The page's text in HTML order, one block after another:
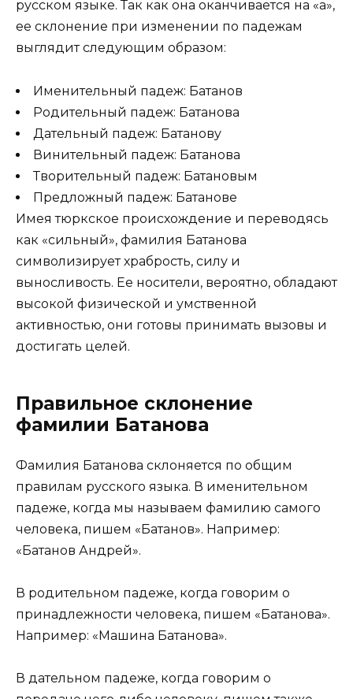
русском языке. Так как она оканчивается на «а»,
ее склонение при изменении по падежам
выглядит следующим образом:
Именительный падеж: Батанов
Родительный падеж: Батанова
Дательный падеж: Батанову
Винительный падеж: Батанова
Творительный падеж: Батановым
Предложный падеж: Батанове
Имея тюркское происхождение и переводясь
как «сильный», фамилия Батанова
символизирует храбрость, силу и
выносливость. Ее носители, вероятно, обладают
высокой физической и умственной
активностью, они готовы принимать вызовы и
достигать целей.
Правильное склонение
фамилии Батанова
Фамилия Батанова склоняется по общим
правилам русского языка. В именительном
падеже, когда мы называем фамилию самого
человека, пишем «Батанов». Например:
«Батанов Андрей».
В родительном падеже, когда говорим о
принадлежности человека, пишем «Батанова».
Например: «Машина Батанова».
В дательном падеже, когда говорим о